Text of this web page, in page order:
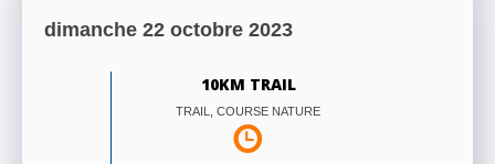
dimanche 22 octobre 2023
10KM TRAIL
TRAIL, COURSE NATURE